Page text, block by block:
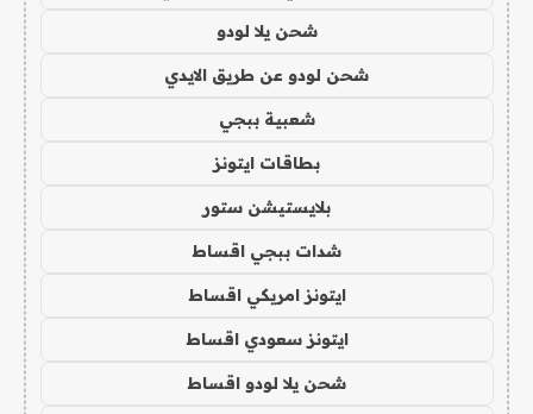
شحن يلا لودو
شحن لودو عن طريق الايدي
شعبية ببجي
بطاقات ايتونز
بلايستيشن ستور
شدات ببجي اقساط
ايتونز امريكي اقساط
ايتونز سعودي اقساط
شحن يلا لودو اقساط